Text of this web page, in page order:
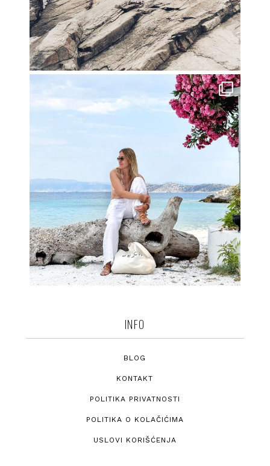
INFO
BLOG
KONTAKT
POLITIKA PRIVATNOSTI
POLITIKA O KOLAČIĆIMA
USLOVI KORIŠĆENJA